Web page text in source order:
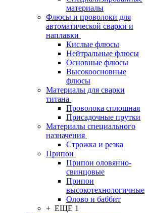
материалы
Флюсы и проволоки для
автоматической сварки и
наплавки
Кислые флюсы
Нейтральные флюсы
Основные флюсы
Высокоосновные
флюсы
Материалы для сварки
титана
Проволока сплошная
Присадочные прутки
Материалы специального
назначения
Строжка и резка
Припои
Припои оловянно-
свинцовые
Припои
высокотехнологичные
Олово и баббит
+ ЕЩЕ 1